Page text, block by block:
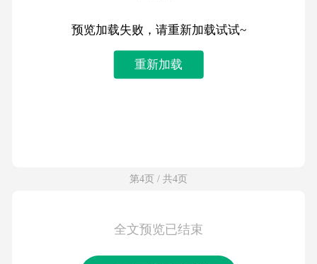
预览加载失败，请重新加载试试~
重新加载
第4页 / 共4页
全文预览已结束